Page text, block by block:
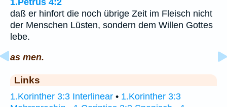
daß er hinfort die noch übrige Zeit im Fleisch nicht
der Menschen Lüsten, sondern dem Willen Gottes
lebe.
as men.
Links
1.Korinther 3:3 Interlinear • 1.Korinther 3:3